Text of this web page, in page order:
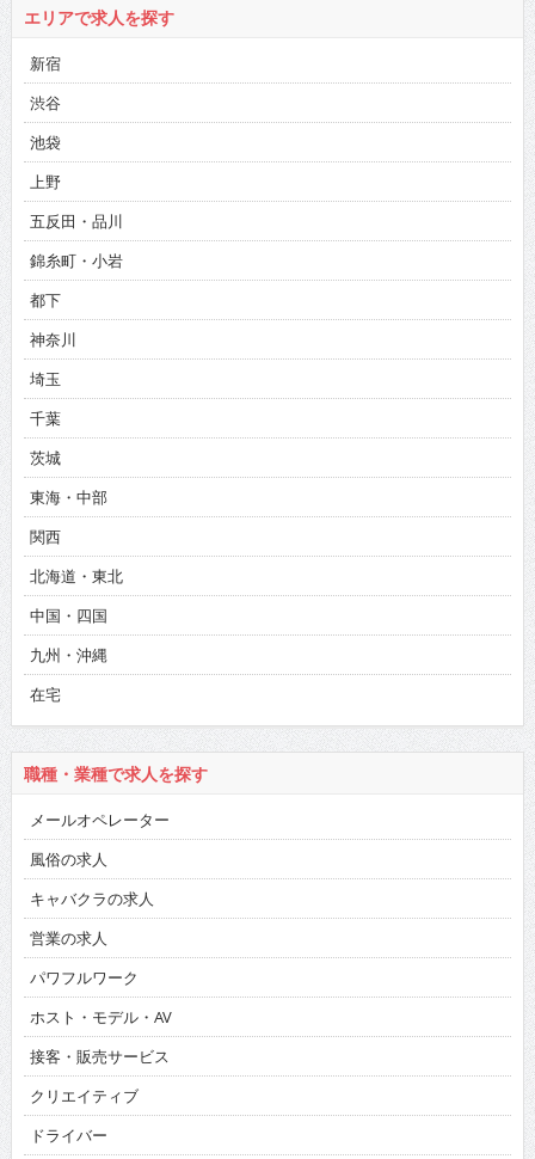
エリアで求人を探す
新宿
渋谷
池袋
上野
五反田・品川
錦糸町・小岩
都下
神奈川
埼玉
千葉
茨城
東海・中部
関西
北海道・東北
中国・四国
九州・沖縄
在宅
職種・業種で求人を探す
メールオペレーター
風俗の求人
キャバクラの求人
営業の求人
パワフルワーク
ホスト・モデル・AV
接客・販売サービス
クリエイティブ
ドライバー